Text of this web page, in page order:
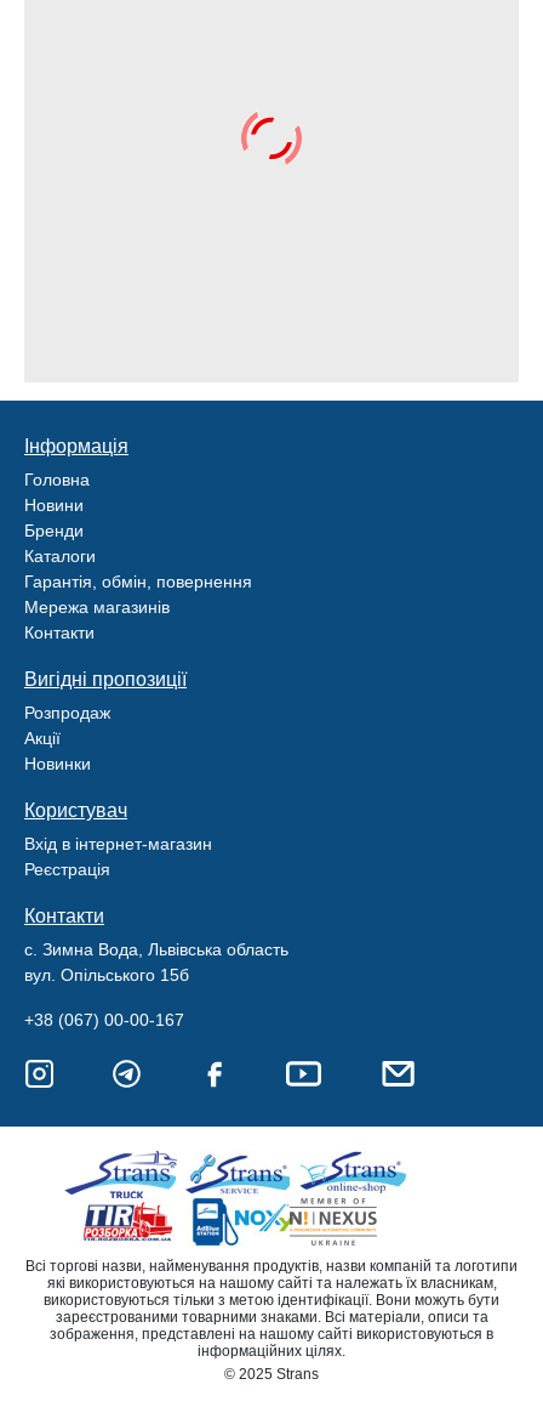
Інформація
Головна
Новини
Бренди
Каталоги
Гарантія, обмін, повернення
Мережа магазинів
Контакти
Вигідні пропозиції
Розпродаж
Акції
Новинки
Користувач
Вхід в інтернет-магазин
Реєстрація
Контакти
с. Зимна Вода, Львівська область
вул. Опільського 15б
+38 (067) 00-00-167
Всі торгові назви, найменування продуктів, назви компаній та логотипи
які використовуються на нашому сайті та належать їх власникам,
використовуються тільки з метою ідентифікації. Вони можуть бути
зареєстрованими товарними знаками. Всі матеріали, описи та
зображення, представлені на нашому сайті використовуються в
інформаційних цілях.
© 2025 Strans